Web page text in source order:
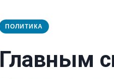
ПОЛИТИКА
Главным